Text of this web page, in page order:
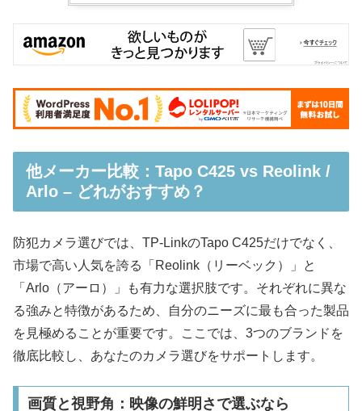
他メーカー比較：Tapo C425 vs Reolink /
Arlo – どれがおすすめ？
防犯カメラ選びでは、TP-LinkのTapo C425だけでなく、
市場で高い人気を誇る「Reolink（リーベック）」と
「Arlo（アーロ）」も有力な選択肢です。それぞれに異な
る強みと特徴があるため、自分のニーズに最も合った製品
を見極めることが重要です。ここでは、3つのブランドを
徹底比較し、あなたのカメラ選びをサポートします。
画質と視野角：映像の鮮明さで選ぶなら